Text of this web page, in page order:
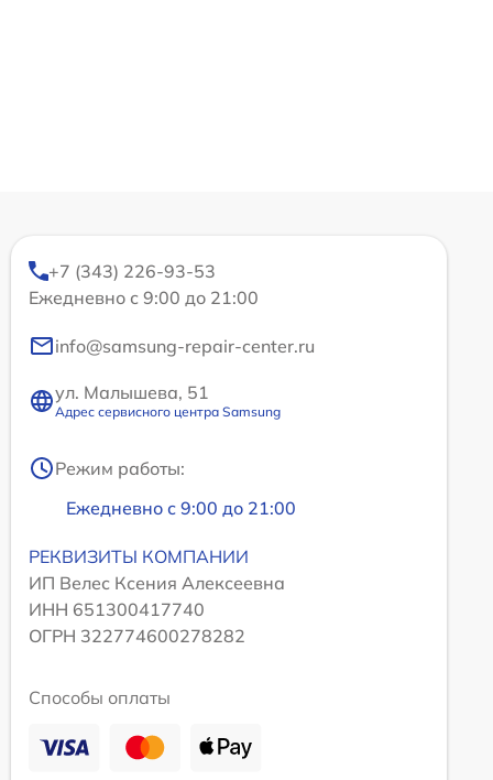
+7 (343) 226-93-53
Ежедневно с 9:00 до 21:00
info@samsung-repair-center.ru
ул. Малышева, 51
Адрес сервисного центра Samsung
Режим работы:
Ежедневно с 9:00 до 21:00
РЕКВИЗИТЫ КОМПАНИИ
ИП Велес Ксения Алексеевна
ИНН 651300417740
ОГРН 322774600278282
Способы оплаты